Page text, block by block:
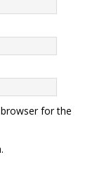
for the